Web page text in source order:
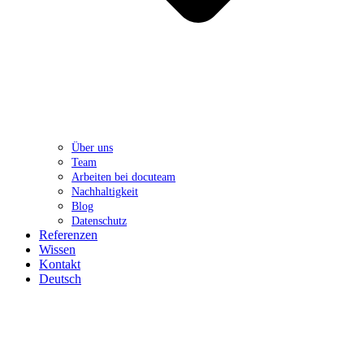
Über uns
Team
Arbeiten bei docuteam
Nachhaltigkeit
Blog
Datenschutz
Referenzen
Wissen
Kontakt
Deutsch